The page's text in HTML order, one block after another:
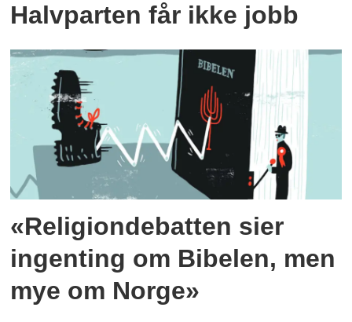
Halvparten får ikke jobb
«Religiondebatten sier
ingenting om Bibelen, men
mye om Norge»